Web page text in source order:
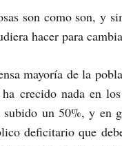
son como son, y
hacer para
mayoría de la
ha crecido nada en
subido un 50%, y en
deficitario que